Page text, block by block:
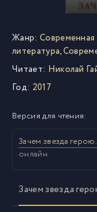
Жанр: Современная
литература,
Читает: Николай
Год: 2017
Версия для чтения:
Зачем звезда
онлайн
Зачем звезда